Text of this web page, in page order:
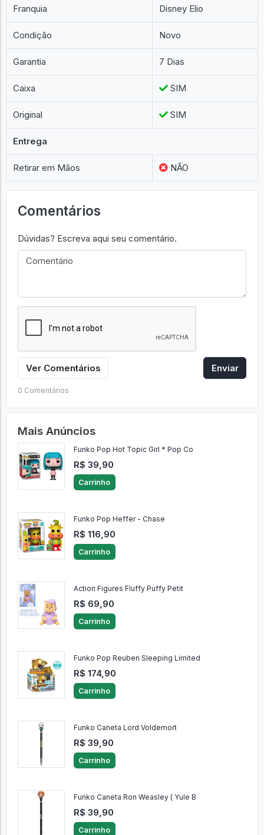
Franquia Disney Elio
Condição Novo
Garantia 7 Dias
Caixa SIM
Original SIM
Entrega
Retirar em Mãos NÃO
Comentários
Dúvidas? Escreva aqui seu comentário.
Ver Comentários Enviar
0 Comentários
Mais Anúncios
Funko Pop Hot Topic Girl * Pop Co
R$ 39,90
Carrinho
Funko Pop Heffer - Chase
R$ 116,90
Carrinho
Action Figures Fluffy Puffy Petit
R$ 69,90
Carrinho
Funko Pop Reuben Sleeping Limited
R$ 174,90
Carrinho
Funko Caneta Lord Voldemort
R$ 39,90
Carrinho
Funko Caneta Ron Weasley ( Yule B
R$ 39,90
Carrinho